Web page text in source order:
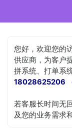
您好，欢迎您的
供应商，为客户
拼系统、打单系
18028625206
若客服长时间无
及您的业务需求